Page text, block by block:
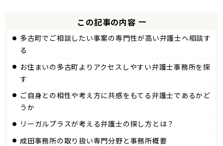
この記事の内容
多古町でご相談したい事案の専門性が高い弁護士へ相談す
る
お住まいの多古町よりアクセスしやすい弁護士事務所を探
す
ご自身との相性や考え方に共感をもてる弁護士であるかど
うか
リーガルプラスが考える弁護士の探し方とは？
成田事務所の取り扱い専門分野と事務所概要